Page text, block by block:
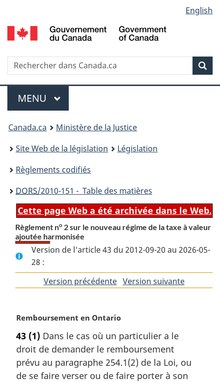
au
contenu
propos
de
la
HTML
simplifiée
selection
English
Recherche
Menu
MENU PRINCIPAL
You
are
here:
Canada.ca
Ministère de la Justice
Site Web de la législation
Législation
Règlements codifiés
DORS/2010-151 - Table des matières
Cette page Web a été archivée dans le Web.
Règlement no 2 sur le nouveau régime de la taxe à valeur
ajoutée harmonisée
Version de l'article 43 du 2012-09-20 au 2026-05-
28 :
Version précédentedeVersion suivantede
N
t
e
m
a
Remboursement en Ontario
43 (1) Dans le cas où un particulier a le
droit de demander le remboursement
prévu au paragraphe 254.1(2) de la Loi, ou
de se faire verser ou de faire porter à son